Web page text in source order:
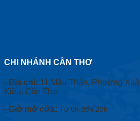
CHI NHÁNH CẦN THƠ
- Địa chỉ: 11 Mậu Thân, Phường
Kiều, Cần Thơ
- Giờ mở cửa: Từ 8h đến 20h